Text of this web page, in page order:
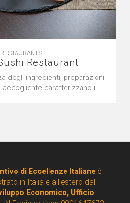
RESTAURANTS
Restaurant
degli ingredienti, preparazioni
accogliente caratterizzano i...
di Eccellenze Italianeè
in Italia e all'estero dal
Economico, Ufficio